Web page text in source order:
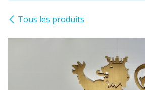
Tous les produits